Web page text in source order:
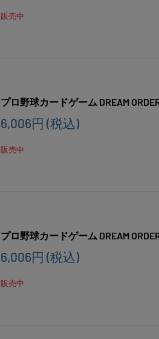
価
販売中
プロ野球カードゲーム DREAM
販
価
6,006円 (税込)
販売中
プロ野球カードゲーム DREAM
販
価
6,006円 (税込)
販売中